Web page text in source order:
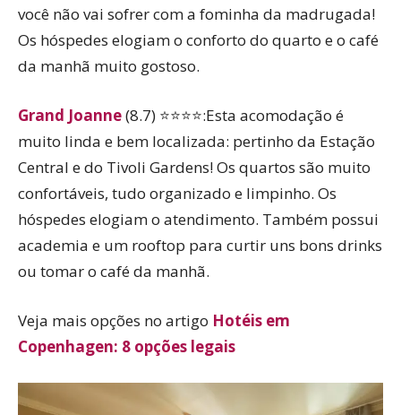
você não vai sofrer com a fominha da madrugada!
Os hóspedes elogiam o conforto do quarto e o café
da manhã muito gostoso.
Grand Joanne(8.7) ⭐⭐⭐⭐:Esta acomodação é
muito linda e bem localizada: pertinho da Estação
Central e do Tivoli Gardens! Os quartos são muito
confortáveis, tudo organizado e limpinho. Os
hóspedes elogiam o atendimento. Também possui
academia e um rooftop para curtir uns bons drinks
ou tomar o café da manhã.
Veja mais opções no artigo Hotéis em
Copenhagen: 8 opções legais